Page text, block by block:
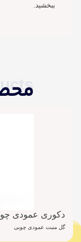
ببخشید.
دکوری عمودی چوبی
گل منبت عمودی چوبی